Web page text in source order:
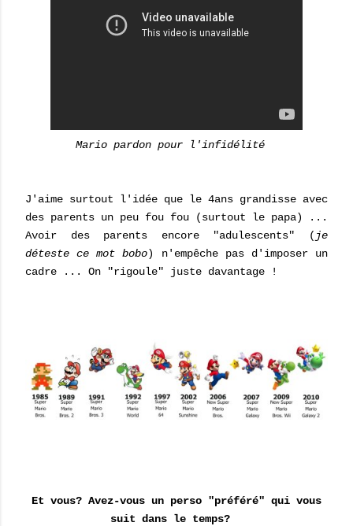
Mario pardon pour l'infidélité
J'aime surtout l'idée que le 4ans grandisse avec
des parents un peu fou fou (surtout le papa) ...
Avoir des parents encore "adulescents" ( je
déteste ce mot bobo) n'empêche pas d'imposer un
cadre ... On "rigoule" juste davantage !
Et vous? Avez-vous un perso "préféré" qui vous
suit dans le temps?